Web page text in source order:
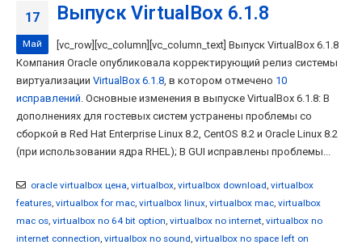
17
Май
Выпуск VirtualBox 6.1.8
[vc_row][vc_column][vc_column_text] Выпуск VirtualBox 6.1.8
Компания Oracle опубликовала корректирующий релиз системы
виртуализации VirtualBox 6.1.8, в котором отмечено 10
исправлений. Основные изменения в выпуске VirtualBox 6.1.8: В
дополнениях для гостевых систем устранены проблемы со
сборкой в Red Hat Enterprise Linux 8.2, CentOS 8.2 и Oracle Linux 8.2
(при использовании ядра RHEL); В GUI исправлены проблемы...
oracle virtualbox цена, virtualbox, virtualbox download, virtualbox
features, virtualbox for mac, virtualbox linux, virtualbox mac, virtualbox
mac os, virtualbox no 64 bit option, virtualbox no internet, virtualbox no
internet connection, virtualbox no sound, virtualbox no space left on